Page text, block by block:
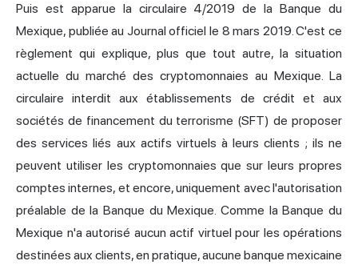
Puis est apparue la circulaire 4/2019 de la Banque du
Mexique, publiée au Journal officiel le 8 mars 2019. C'est ce
règlement qui explique, plus que tout autre, la situation
actuelle du marché des cryptomonnaies au Mexique. La
circulaire interdit aux établissements de crédit et aux
sociétés de financement du terrorisme (SFT) de proposer
des services liés aux actifs virtuels à leurs clients ; ils ne
peuvent utiliser les cryptomonnaies que sur leurs propres
comptes internes, et encore, uniquement avec l'autorisation
préalable de la Banque du Mexique. Comme la Banque du
Mexique n'a autorisé aucun actif virtuel pour les opérations
destinées aux clients, en pratique, aucune banque mexicaine